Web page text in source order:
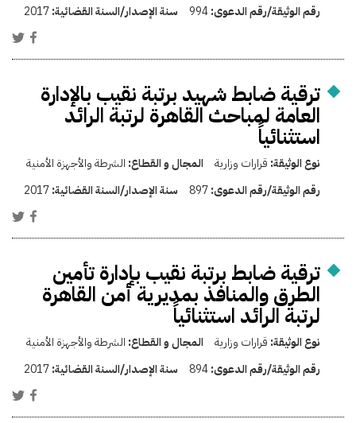
رقم الوثيقة/رقم الدعوى:994 سنة الإصدار/السنة القضائية:2017
ترقية ضابط شهيد برتبة نقيب بالإدارة
العامة لمباحث القاهرة لرتبة الرائد
استثنائياً
نوع الوثيقة: قرارات وزارية المجال و القطاع: الشرطة والأجهزة الأمنية
رقم الوثيقة/رقم الدعوى:897 سنة الإصدار/السنة القضائية:2017
ترقية ضابط برتبة نقيب بإدارة تأمين
الطرق والمنافذ بمديرية أمن القاهرة
لرتبة الرائد استثنائياً
نوع الوثيقة: قرارات وزارية المجال و القطاع: الشرطة والأجهزة الأمنية
رقم الوثيقة/رقم الدعوى:894 سنة الإصدار/السنة القضائية:2017